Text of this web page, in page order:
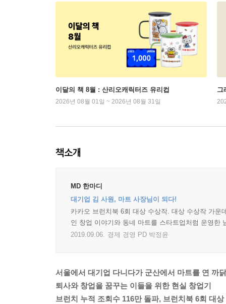
이달의 책 8월 : 산리오캐릭터즈 유리컵
2026년 08월 01일 ~ 2026년 08월 31일
그
책소개
MD 한마디
대기업 김 사원, 마트 사장님이 되다!
카카오 브런치북 6회 대상 수상작. 대상 수상작 가
인 창업 이야기와 동네 마트를 스타트업처럼 운영한
2019.09.06. 경제 경영 PD 박정윤
서울에서 대기업 다니다가 군산에서 마트를 연 까
퇴사와 창업을 꿈꾸는 이들을 위한 현실 창업기
브런치 누적 조회수 116만 돌파, 브런치북 6회 대